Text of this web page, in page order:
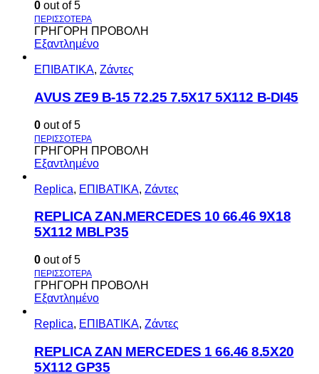
0 out of 5
ΓΡΗΓΟΡΗ ΠΡΟΒΟΛΗ
Εξαντλημένο
ΕΠΙΒΑΤΙΚΑ, Ζάντες
AVUS ΖΕ9 Β-15 72.25 7.5Χ17 5Χ112 Β-DI45
0 out of 5
ΓΡΗΓΟΡΗ ΠΡΟΒΟΛΗ
Εξαντλημένο
Replica, ΕΠΙΒΑΤΙΚΑ, Ζάντες
REPLICA ZAN.MERCEDES 10 66.46 9X18
5X112 MBLP35
0 out of 5
ΓΡΗΓΟΡΗ ΠΡΟΒΟΛΗ
Εξαντλημένο
Replica, ΕΠΙΒΑΤΙΚΑ, Ζάντες
REPLICA ZAN MERCEDES 1 66.46 8.5X20
5X112 GP35